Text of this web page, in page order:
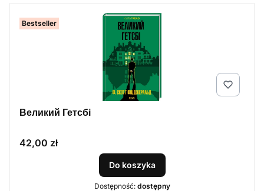
Bestseller
Великий Гетсбі
Cena
42,00 zł
Do koszyka
Dostępność: dostępny